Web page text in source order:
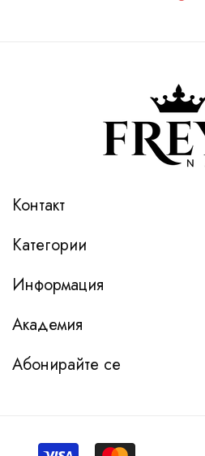
Контакт
Категории
Информация
Академия
Абонирайте се